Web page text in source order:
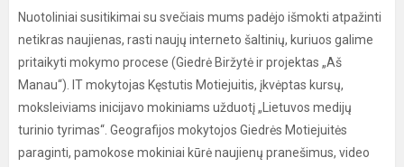
Nuotoliniai susitikimai su svečiais mums padėjo išmokti atpažinti
netikras naujienas, rasti naujų interneto šaltinių, kuriuos galime
pritaikyti mokymo procese (Giedrė Biržytė ir projektas „Aš
Manau“). IT mokytojas Kęstutis Motiejuitis, įkvėptas kursų,
moksleiviams inicijavo mokiniams užduotį „Lietuvos medijų
turinio tyrimas“. Geografijos mokytojos Giedrės Motiejuitės
paraginti, pamokose mokiniai kūrė naujienų pranešimus, video